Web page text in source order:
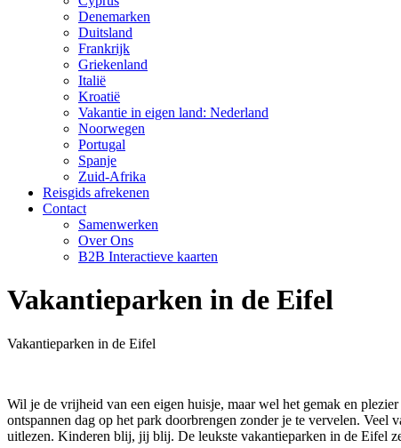
Denemarken
Duitsland
Frankrijk
Griekenland
Italië
Kroatië
Vakantie in eigen land: Nederland
Noorwegen
Portugal
Spanje
Zuid-Afrika
Reisgids afrekenen
Contact
Samenwerken
Over Ons
B2B Interactieve kaarten
Vakantieparken in de Eifel
Vakantieparken in de Eifel
Wil je de vrijheid van een eigen huisje, maar wel het gemak en
ontspannen dag op het park doorbrengen zonder je te vervelen.
uitlezen. Kinderen blij, jij blij. De leukste vakantieparken in de Eifel